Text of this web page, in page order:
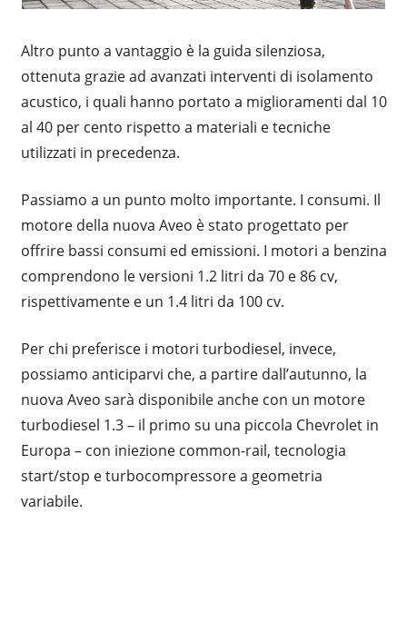
Altro punto a vantaggio è la guida silenziosa,
ottenuta grazie ad avanzati interventi di isolamento
acustico, i quali hanno portato a miglioramenti dal 10
al 40 per cento rispetto a materiali e tecniche
utilizzati in precedenza.
Passiamo a un punto molto importante. I consumi. Il
motore della nuova Aveo è stato progettato per
offrire bassi consumi ed emissioni. I motori a benzina
comprendono le versioni 1.2 litri da 70 e 86 cv,
rispettivamente e un 1.4 litri da 100 cv.
Per chi preferisce i motori turbodiesel, invece,
possiamo anticiparvi che, a partire dall’autunno, la
nuova Aveo sarà disponibile anche con un motore
turbodiesel 1.3 – il primo su una piccola Chevrolet in
Europa – con iniezione common-rail, tecnologia
start/stop e turbocompressore a geometria
variabile.